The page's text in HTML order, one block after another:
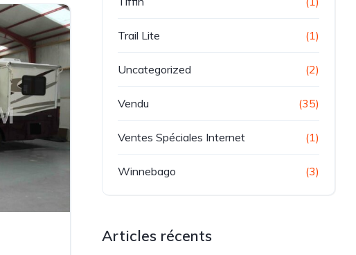
Trail Lite (1)
Uncategorized (2)
Vendu (35)
Ventes Spéciales Internet (1)
Winnebago (3)
Articles récents